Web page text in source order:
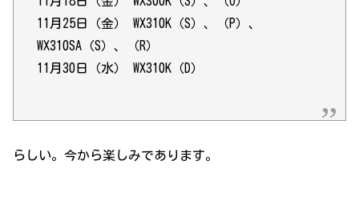
11月25日（金） WX310K（S）、（P）、
WX310SA（S）、（R）
11月30日（水） WX310K（D）
らしい。今から楽しみであります。